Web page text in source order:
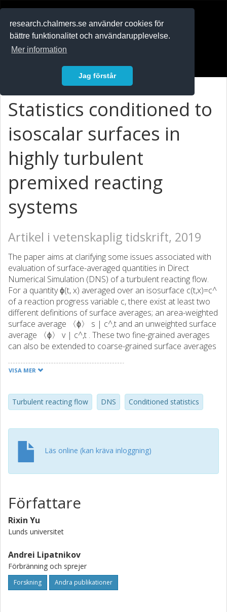
research.chalmers.se använder cookies för
bättre funktionalitet och användarupplevelse.
Mer information
Jag förstår
Statistics conditioned to
isoscalar surfaces in
highly turbulent
premixed reacting
systems
Artikel i vetenskaplig tidskrift, 2019
The paper aims at clarifying some issues associated with
evaluation of surface-averaged quantities in Direct
Numerical Simulation (DNS) of a turbulent reacting flow.
For a quantity ϕ(t, x) averaged over an isosurface c(t,x)=c^
of a reaction progress variable c, there exist at least two
different definitions of surface averages; an area-weighted
surface average 〈ϕ〉 s | c^,t and an unweighted surface
average 〈ϕ〉 v | c^,t . These two fine-grained averages
can also be extended to coarse-grained surface averages
c^≤c(t,x)≤c^+ϵ. In a highly turbulent medium, the difference
quantities ϕ of basic interest. The sign of this difference
depends on the sign of the correlation between ϕ and |
can become singular in the zero-gradient points |∇c|
(t,x)=0, its unweighted or area-weighted surface averages
challenging controversy between available data on the
VISA MER
Turbulent reacting flow DNS Conditioned statistics
Läs online (kan kräva inloggning)
Författare
Rixin Yu
Lunds universitet
Andrei Lipatnikov
Förbränning och sprejer
Forskning Andra publikationer